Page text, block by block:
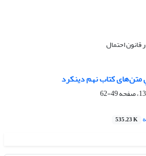
احتمال
متن‌های کتاب نهم دینکرد
49-62
535.23 K